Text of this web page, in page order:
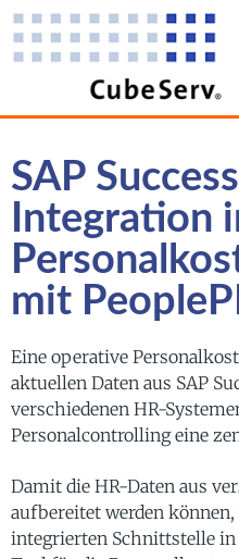
SAP
Integration
mit
Eine operative
aktuellen Daten aus SAP
verschiedenen HR-
Personalcontrolling eine
Damit die HR-Daten aus
aufbereitet werden
integrierten Schnittstelle in